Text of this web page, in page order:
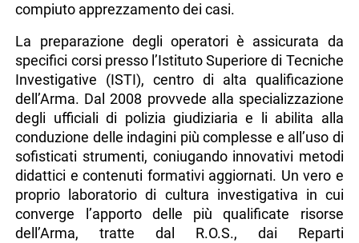
compiuto apprezzamento dei casi.
La preparazione degli operatori è assicurata da
specifici corsi presso l’Istituto Superiore di Tecniche
Investigative (ISTI), centro di alta qualificazione
dell’Arma. Dal 2008 provvede alla specializzazione
degli ufficiali di polizia giudiziaria e li abilita alla
conduzione delle indagini più complesse e all’uso di
sofisticati strumenti, coniugando innovativi metodi
didattici e contenuti formativi aggiornati. Un vero e
proprio laboratorio di cultura investigativa in cui
converge l’apporto delle più qualificate risorse
dell’Arma, tratte dal R.O.S., dai Reparti